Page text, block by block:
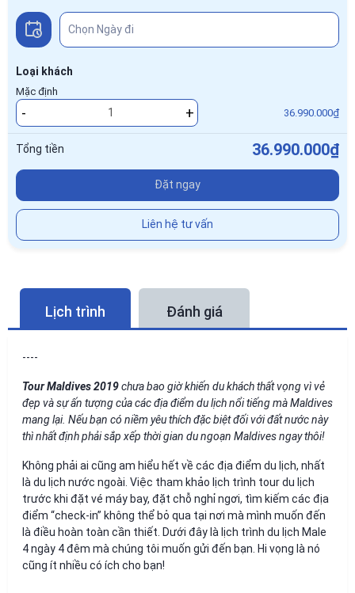
Loại khách
Mặc định
- + 36.990.000₫
Tổng tiền 36.990.000₫
Đặt ngay
Liên hệ tư vấn
Lịch trình Đánh giá
----
Tour Maldives 2019chưa bao giờ khiến du khách thất vọng vì vẻ
đẹp và sự ấn tượng của các địa điểm du lịch nổi tiếng mà Maldives
mang lại. Nếu bạn có niềm yêu thích đặc biệt đối với đất nước này
thì nhất định phải sắp xếp thời gian du ngoạn Maldives ngay thôi!
Không phải ai cũng am hiểu hết về các địa điểm du lịch, nhất
là du lịch nước ngoài. Việc tham khảo lịch trình tour du lịch
trước khi đặt vé máy bay, đặt chỗ nghỉ ngơi, tìm kiếm các địa
điểm “check-in” không thể bỏ qua tại nơi mà mình muốn đến
là điều hoàn toàn cần thiết. Dưới đây là lịch trình du lịch Male
4 ngày 4 đêm mà chúng tôi muốn gửi đến bạn. Hi vọng là nó
cũng ít nhiều có ích cho bạn!